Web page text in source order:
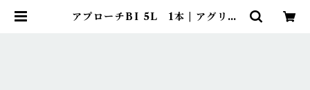
アプローチBI 5L 1本 | アグリッ